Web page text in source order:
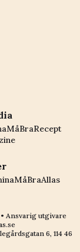
MåBraRecept
MåBraAllas
• Ansvarig utgivare
6, 114 46